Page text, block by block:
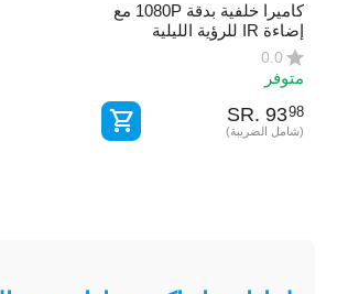
كاميرا خلفية بدقة 1080P مع
إضاءة IR للرؤية الليلية
0.0
متوفر
SR. 9398
(شامل الضريبة)